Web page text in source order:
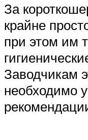
За
крайне
при этом им
Заводчикам
необходимо